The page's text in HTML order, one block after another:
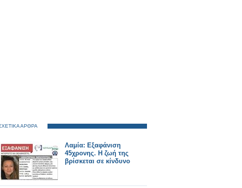
ΑΡΘΡΑ
Λαμία: Εξαφάνιση
45χρονης. Η ζωή της
βρίσκεται σε κίνδυνο